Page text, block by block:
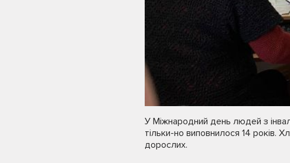
У Міжнародний день людей з
тільки-но виповнилося 14 років.
дорослих.